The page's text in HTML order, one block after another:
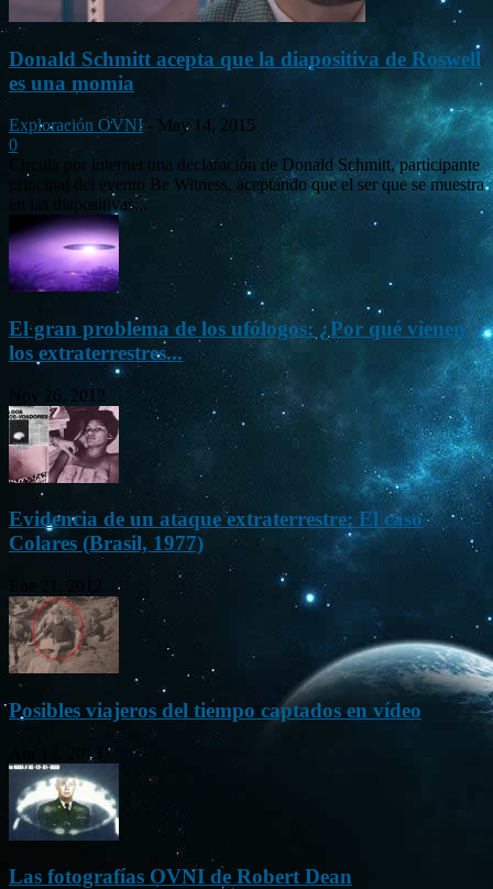
Donald Schmitt acepta que la diapositiva de Roswell
es una momia
Exploración OVNI - May 14, 2015
0
Circula por internet una declaración de Donald Schmitt, participante
principal del evento Be Witness, aceptando que el ser que se muestra
en las diapositivas...
El gran problema de los ufólogos: ¿Por qué vienen
los extraterrestres...
Nov 26, 2012
Evidencia de un ataque extraterrestre: El caso
Colares (Brasil, 1977)
Posibles viajeros del tiempo captados en vídeo
Abr 13, 2013
Las fotografías OVNI de Robert Dean